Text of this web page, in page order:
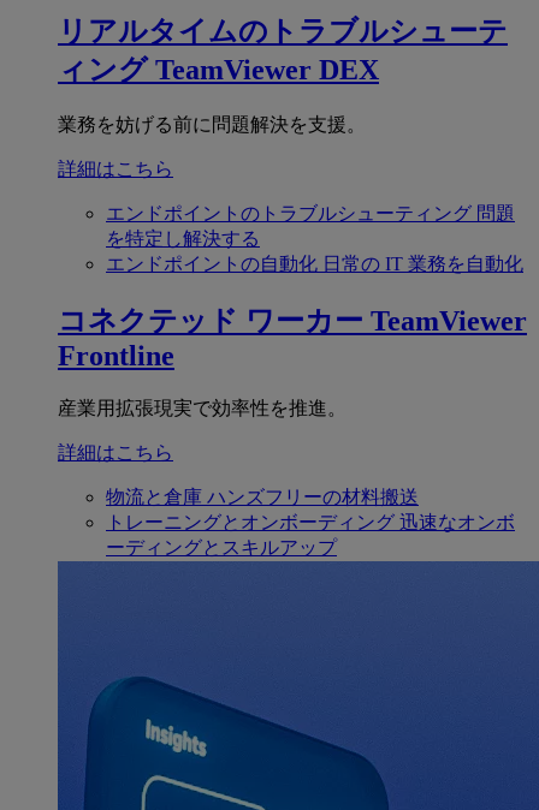
リアルタイムのトラブルシューテ
ィング TeamViewer DEX
業務を妨げる前に問題解決を支援。
詳細はこちら
エンドポイントのトラブルシューティング 問題
を特定し解決する
エンドポイントの自動化 日常の IT 業務を自動化
コネクテッド ワーカー TeamViewer
Frontline
産業用拡張現実で効率性を推進。
詳細はこちら
物流と倉庫 ハンズフリーの材料搬送
トレーニングとオンボーディング 迅速なオンボ
ーディングとスキルアップ